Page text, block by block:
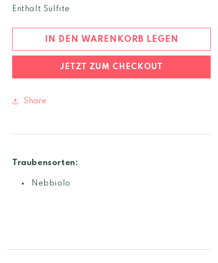
Menge
Paiagallo
2018
Paiagallo
Barolo
2018
Enthält Sulfite
IN DEN WARENKORB LEGEN
JETZT ZUM CHECKOUT
Share
Traubensorten:
Nebbiolo